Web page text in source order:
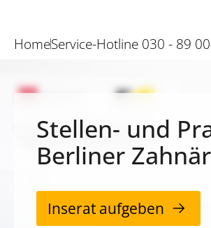
HomeService-Hotline 030 - 89
Stellen- und
Berliner
Inserat aufgeben